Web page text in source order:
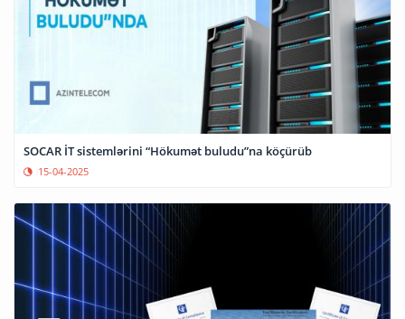
SOCAR İT sistemlərini “Hökumət buludu”na köçürüb
15-04-2025